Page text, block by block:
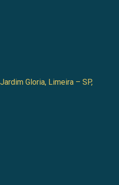
Gloria, Limeira – SP,